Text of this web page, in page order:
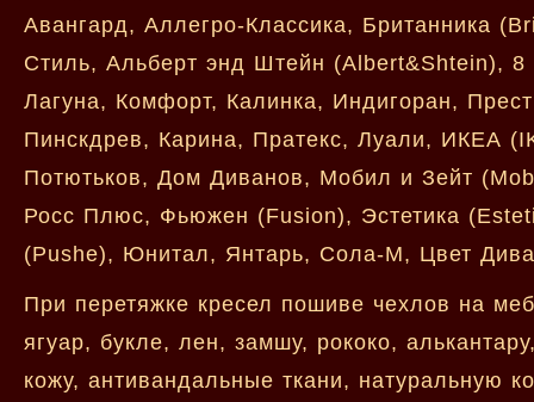
Авангард, Аллегро-Классика, Британника
Стиль, Альберт энд Штейн (Albert&Shtein),
Лагуна, Комфорт, Калинка, Индигоран,
Пинскдрев, Карина, Пратекс, Луали, ИКЕА
Потютьков, Дом Диванов, Мобил и Зейт
Росс Плюс, Фьюжен (Fusion), Эстетика
(Pushe), Юнитал, Янтарь, Сола-М, Цвет
При перетяжке кресел пошиве чехлов на
ягуар, букле, лен, замшу, рококо,
кожу, антивандальные ткани, натуральную